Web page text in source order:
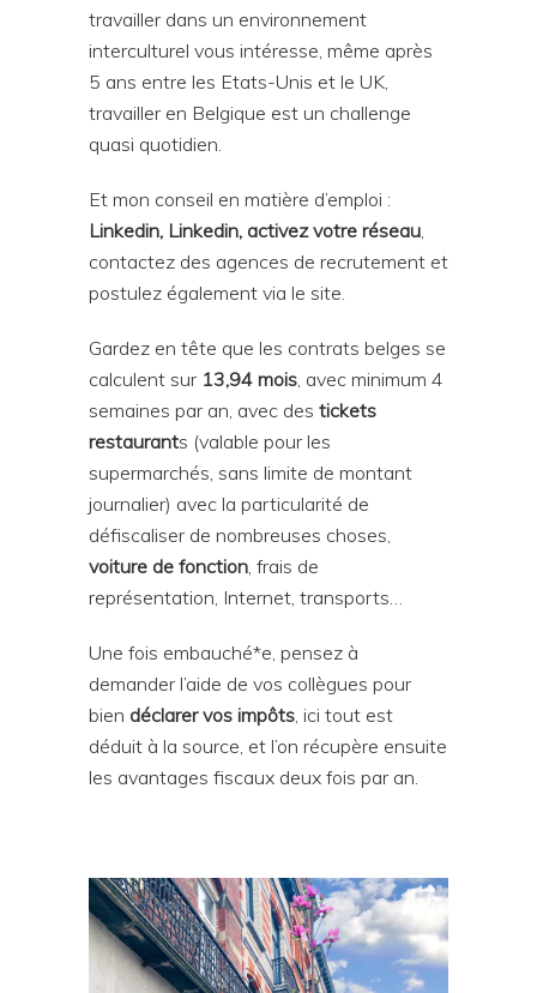
travailler dans un environnement
interculturel vous intéresse, même après
5 ans entre les Etats-Unis et le UK,
travailler en Belgique est un challenge
quasi quotidien.
Et mon conseil en matière d’emploi :
Linkedin, Linkedin, activez votre réseau
contactez des agences de recrutement et
postulez également via le site.
Gardez en tête que les contrats belges se
calculent sur 13,94 mois , avec minimum 4
semaines par an, avec des tickets
restaurants (valable pour les
supermarchés, sans limite de montant
journalier) avec la particularité de
défiscaliser de nombreuses choses,
voiture de fonction , frais de
représentation, Internet, transports…
Une fois embauché*e, pensez à
demander l’aide de vos collègues pour
bien déclarer vos impôts , ici tout est
déduit à la source, et l’on récupère ensuite
les avantages fiscaux deux fois par an.